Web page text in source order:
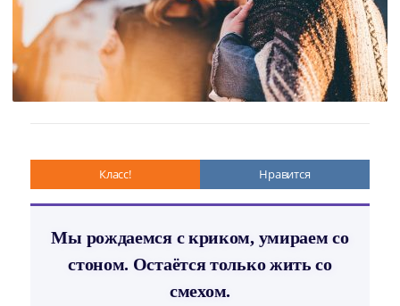
Класс! Нравится
Мы рождаемся с криком, умираем со
стоном. Остаётся только жить со
смехом.